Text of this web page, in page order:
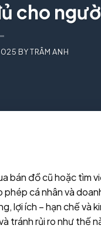
cho
BYTRÂM ANH
bán đồ cũ hoặc tìm
cá nhân và
lợi ích – hạn chế và
tránh rủi ro như thế